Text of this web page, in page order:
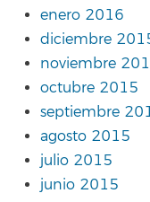
enero 2016
diciembre
noviembre
octubre 2015
septiembre
agosto 2015
julio 2015
junio 2015